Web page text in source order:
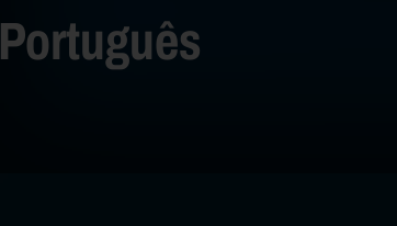
Português